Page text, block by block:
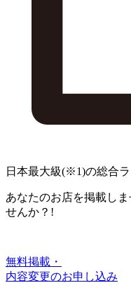
日本最大級(※1)の総合
あなたのお店を掲載しま
せんか？!
無料掲載・
内容変更のお申し込み